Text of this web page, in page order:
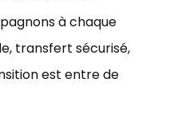
à chaque
transfert sécurisé,
est entre de